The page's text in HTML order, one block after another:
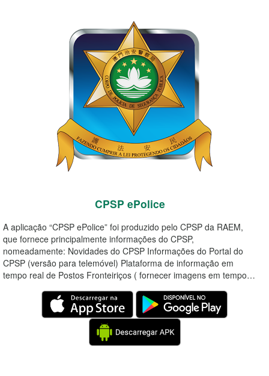
CPSP ePolice
A aplicação “CPSP ePolice” foi produzido pelo CPSP da RAEM,
que fornece principalmente informações do CPSP,
nomeadamente: Novidades do CPSP Informações do Portal do
CPSP (versão para telemóvel) Plataforma de informação em
tempo real de Postos Fronteiriços ( fornecer imagens em tempo…